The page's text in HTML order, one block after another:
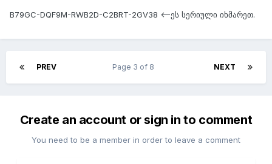
B79GC-DQF9M-RWB2D-C2BRT-2GV38 <--ეს სერიული იხმარეთ.
PREV NEXT
Page 3 of 8
Create an account or sign in to comment
You need to be a member in order to leave a comment